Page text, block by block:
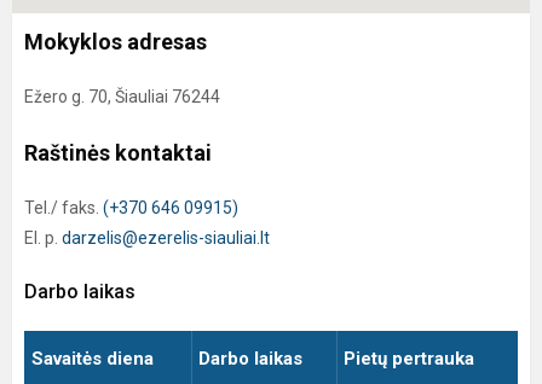
Mokyklos adresas
Ežero g. 70, Šiauliai 76244
Raštinės kontaktai
Tel./ faks. (+370 646 09915)
El. p. darzelis@ezerelis-siauliai.lt
Darbo laikas
Savaitės diena Darbo laikas Pietų pertrauka